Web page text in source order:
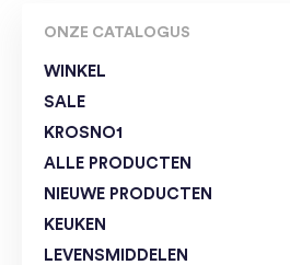
ONZE CATALOGUS
WINKEL
SALE
KROSNO1
ALLE PRODUCTEN
NIEUWE PRODUCTEN
KEUKEN
LEVENSMIDDELEN